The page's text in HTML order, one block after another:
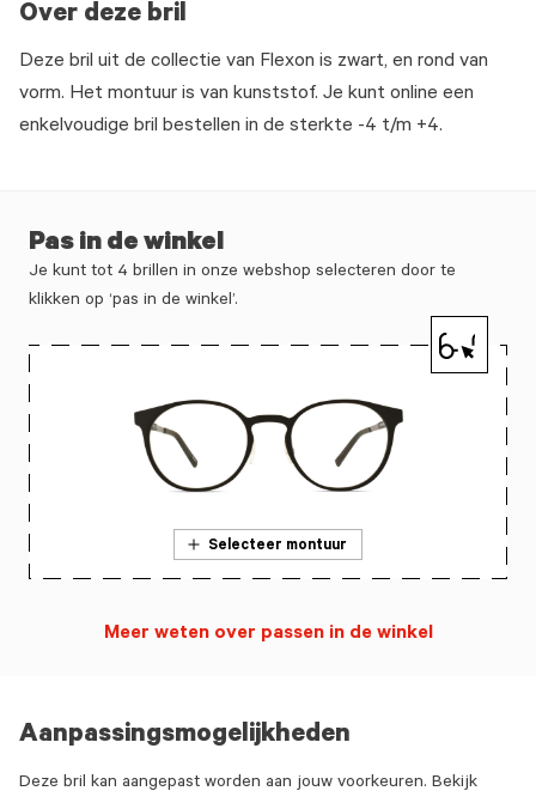
Over deze bril
Deze bril uit de collectie van Flexon is zwart, en rond van
vorm. Het montuur is van kunststof. Je kunt online een
enkelvoudige bril bestellen in de sterkte -4 t/m +4.
Aanpassingsmogelijkheden
Deze bril kan aangepast worden aan jouw voorkeuren. Bekijk
Pas in de winkel
Je kunt tot 4 brillen in onze webshop selecteren door te
klikken op ‘pas in de winkel’.
Selecteer montuur
Meer weten over passen in de winkel